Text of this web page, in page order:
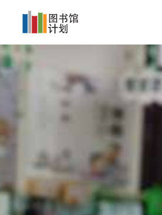
我们的使命
我们的成果
成为企业合作伙伴
联系我们